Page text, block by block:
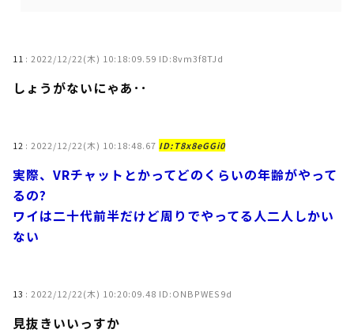
11 : 2022/12/22(木) 10:18:09.59 ID:8vm3f8TJd
しょうがないにゃあ･･
12 : 2022/12/22(木) 10:18:48.67 ID:T8x8eGGi0
実際、VRチャットとかってどのくらいの年齢がやって
るの?
ワイは二十代前半だけど周りでやってる人二人しかい
ない
13 : 2022/12/22(木) 10:20:09.48 ID:ONBPWES9d
見抜きいいっすか